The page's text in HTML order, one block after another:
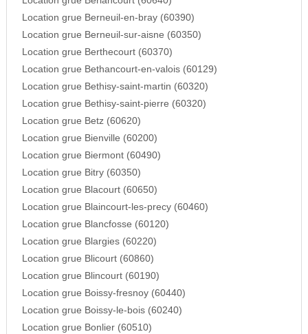
Location grue Berneuil-en-bray (60390)
Location grue Berneuil-sur-aisne (60350)
Location grue Berthecourt (60370)
Location grue Bethancourt-en-valois (60129)
Location grue Bethisy-saint-martin (60320)
Location grue Bethisy-saint-pierre (60320)
Location grue Betz (60620)
Location grue Bienville (60200)
Location grue Biermont (60490)
Location grue Bitry (60350)
Location grue Blacourt (60650)
Location grue Blaincourt-les-precy (60460)
Location grue Blancfosse (60120)
Location grue Blargies (60220)
Location grue Blicourt (60860)
Location grue Blincourt (60190)
Location grue Boissy-fresnoy (60440)
Location grue Boissy-le-bois (60240)
Location grue Bonlier (60510)